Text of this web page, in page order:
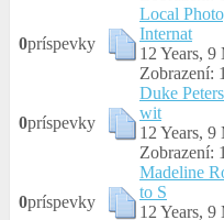
0príspevky
Local
Internat
12 Years,
Zobrazení:
0príspevky
Duke
wit
12 Years,
Zobrazení:
0príspevky
Madeline
to S
12 Years,